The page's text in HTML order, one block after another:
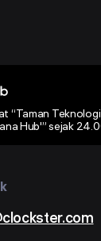
“Taman
Hub'” sejak